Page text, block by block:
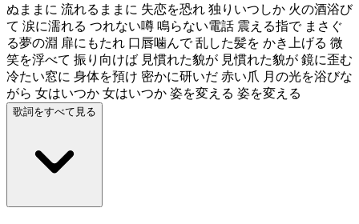
ぬままに 流れるままに 失恋を恐れ 独りいつしか 火の酒浴び
て 涙に濡れる つれない噂 鳴らない電話 震える指で まさぐ
る夢の淵 扉にもたれ 口唇噛んで 乱した髪を かき上げる 微
笑を浮べて 振り向けば 見慣れた貌が 見慣れた貌が 鏡に歪む
冷たい窓に 身体を預け 密かに研いだ 赤い爪 月の光を浴びな
がら 女はいつか 女はいつか 姿を変える 姿を変える
歌詞をすべて見る